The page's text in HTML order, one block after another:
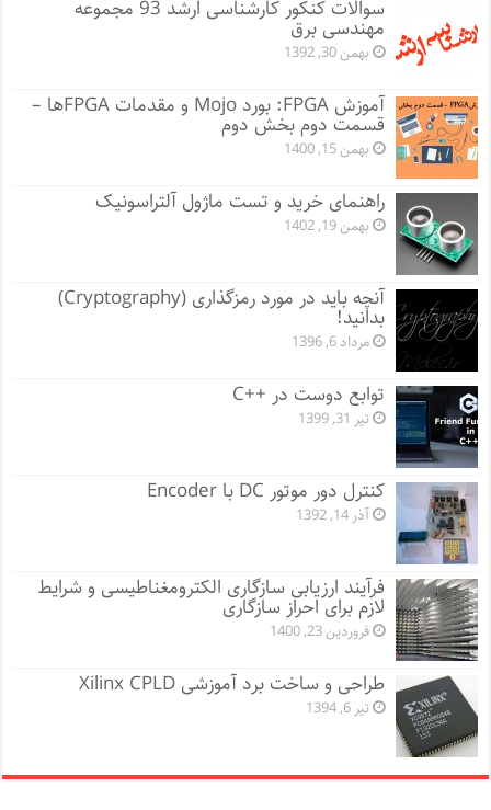
سوالات کنکور کارشناسی ارشد 93 مجموعه
مهندسی برق
بهمن 30, 1392
آموزش FPGA: بورد Mojo و مقدمات FPGA‌ها –
قسمت دوم بخش دوم
بهمن 15, 1400
راهنمای خرید و تست ماژول‌ آلتراسونیک
بهمن 19, 1402
آنچه باید در مورد رمزگذاری (Cryptography)
بدانید!
مرداد 6, 1396
توابع دوست در ++C
تیر 31, 1399
کنترل دور موتور DC با Encoder
آذر 14, 1392
فرآیند ارزیابی سازگاری الکترومغناطیسی و شرایط
لازم برای احراز سازگاری
فروردین 23, 1400
طراحی و ساخت برد آموزشی Xilinx CPLD
تیر 6, 1394